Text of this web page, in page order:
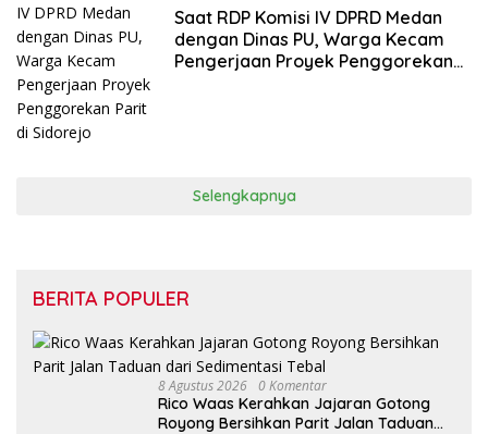
Saat RDP Komisi IV DPRD Medan
dengan Dinas PU, Warga Kecam
Pengerjaan Proyek Penggorekan
Selengkapnya
BERITA POPULER
8 Agustus 2026 0 Komentar
Rico Waas Kerahkan Jajaran Gotong
Royong Bersihkan Parit Jalan Taduan